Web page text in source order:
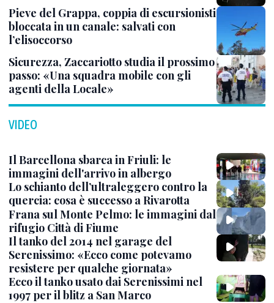
Pieve del Grappa, coppia di escursionisti
bloccata in un canale: salvati con
l’elisoccorso
Sicurezza, Zaccariotto studia il prossimo
passo: «Una squadra mobile con gli
agenti della Locale»
VIDEO
Il Barcellona sbarca in Friuli: le
immagini dell'arrivo in albergo
Lo schianto dell’ultraleggero contro la
quercia: cosa è successo a Rivarotta
Frana sul Monte Pelmo: le immagini dal
rifugio Città di Fiume
Il tanko del 2014 nel garage del
Serenissimo: «Ecco come potevamo
resistere per qualche giornata»
Ecco il tanko usato dai Serenissimi nel
1997 per il blitz a San Marco